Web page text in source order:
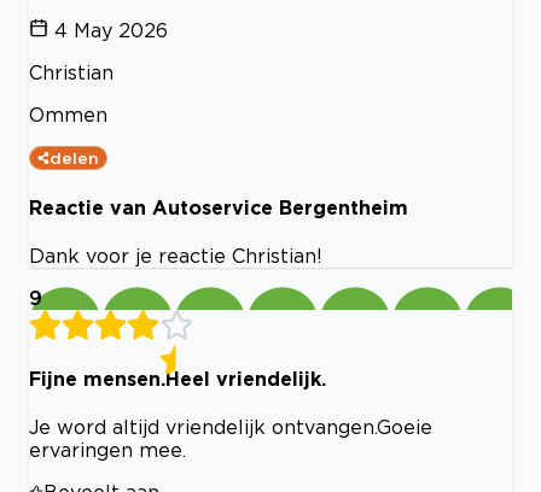
4 May 2026
Christian
Ommen
delen
Reactie van Autoservice Bergentheim
Dank voor je reactie Christian!
9
Fijne mensen.Heel vriendelijk.
Je word altijd vriendelijk ontvangen.Goeie
ervaringen mee.